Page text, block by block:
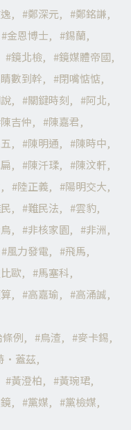
鄭深元
鄭銘謙
金恩博士
錫蘭
鏡北檢
鏡媒體帝國
數到幹
閉嘴惦惦
關鍵時刻
阿北
陳吉仲
陳嘉君
陳明通
陳時中
陳汘瑈
陳汶軒
陸正義
陽明交大
難民法
雲豹
非核家園
非洲
風力發電
飛馬
歐
馬塞科
高嘉瑜
高涌誠
例
鳥渣
麥卡錫
·蓋茲
黃澄柏
黃琬珺
黨媒
黨檢媒